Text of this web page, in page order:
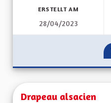
ERSTELLT AM
28/04/2023
Drapeau alsacien